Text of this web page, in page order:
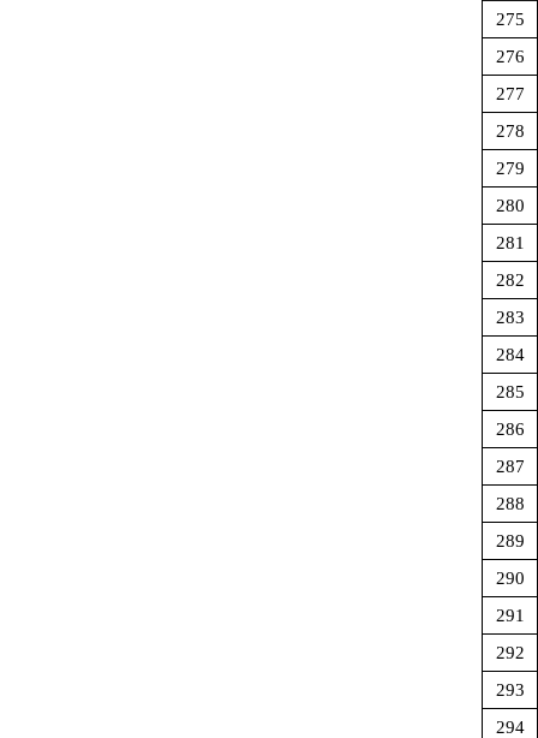
275
276
277
278
279
280
281
282
283
284
285
286
287
288
289
290
291
292
293
294